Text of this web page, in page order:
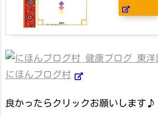
にほんブログ村
良かったらクリックお願いします♪